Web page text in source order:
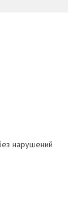
нарушений